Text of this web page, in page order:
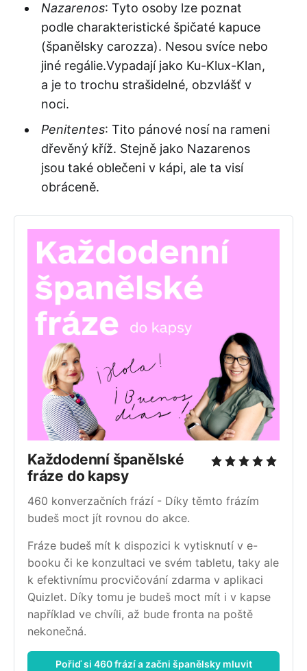
Nazarenos: Tyto osoby lze poznat
podle charakteristické špičaté kapuce
(španělsky carozza). Nesou svíce nebo
jiné regálie.Vypadají jako Ku-Klux-Klan,
a je to trochu strašidelné, obzvlášť v
noci.
Penitentes: Tito pánové nosí na rameni
dřevěný kříž. Stejně jako Nazarenos
jsou také oblečeni v kápi, ale ta visí
obráceně.
Každodenní španělské
fráze do kapsy
460 konverzačních frází - Díky těmto frázím
budeš moct jít rovnou do akce.
Fráze budeš mít k dispozici k vytisknutí v e-
booku či ke konzultaci ve svém tabletu, taky ale
k efektivnímu procvičování zdarma v aplikaci
Quizlet. Díky tomu je budeš moct mít i v kapse
například ve chvíli, až bude fronta na poště
nekonečná.
Pořiď si 460 frází a začni španělsky mluvit